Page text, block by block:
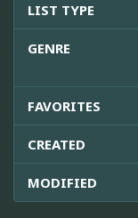
LIST TYPE
GENRE
FAVORITES
CREATED
MODIFIED